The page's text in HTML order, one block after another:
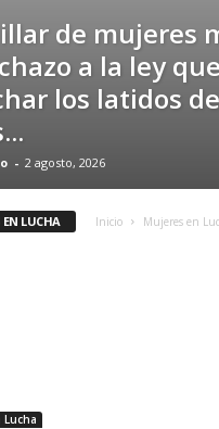
de mujeres
a la ley
los latidos
- 2 agosto, 2026
EN LUCHA Inicio Mujeres en